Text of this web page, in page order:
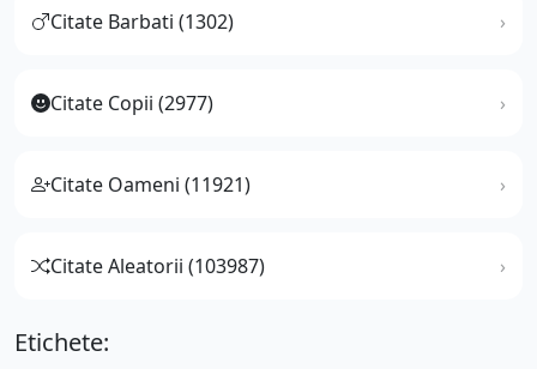
Citate Barbati (1302)
Citate Copii (2977)
Citate Oameni (11921)
Citate Aleatorii (103987)
Etichete: